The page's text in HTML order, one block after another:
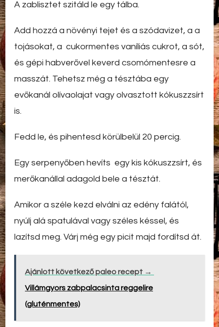
A zablisztet szitáld le egy tálba.
Add hozzá a növényi tejet és a szódavizet, a a
tojásokat, a cukormentes vaníliás cukrot, a sót,
és gépi habverővel keverd csomómentesre a
masszát. Tehetsz még a tésztába egy
evőkanál olívaolajat vagy olvasztott kókuszzsírt
is.
Fedd le, és pihentesd körülbelül 20 percig.
Egy serpenyőben hevíts egy kis kókuszzsírt, és
merőkanállal adagold bele a tésztát.
Amikor a széle kezd elválni az edény falától,
nyúlj alá spatulával vagy széles késsel, és
lazítsd meg. Várj még egy picit majd fordítsd át.
Ajánlott következő paleo recept →
Villámgyors zabpalacsinta reggelire
(gluténmentes)